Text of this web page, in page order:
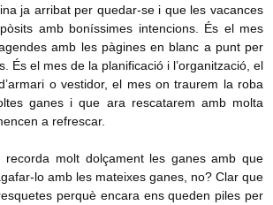
ja arribat per quedar-se i que les vacances
amb boníssimes intencions. És el mes
amb les pàgines en blanc a punt per
És el mes de la planificació i l’organització, el
o vestidor, el mes on traurem la roba
ganes i que ara rescatarem amb molta
a refrescar.
molt dolçament les ganes amb que
lo amb les mateixes ganes, no? Clar que
perquè encara ens queden piles per